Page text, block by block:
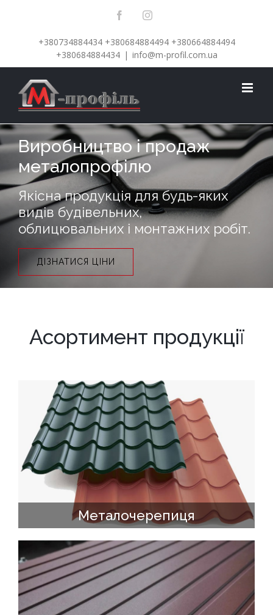
FacebookInstagram
+380734884434 +380684884494 +380664884494
+380684884434 | info@m-profil.com.ua
Виробництво і продаж
металопрофілю
Якісна продукція для будь-яких
видів будівельних,
облицювальних і монтажних робіт.
ДІЗНАТИСЯ ЦІНИ
Асортимент продукції
Металочерепиця